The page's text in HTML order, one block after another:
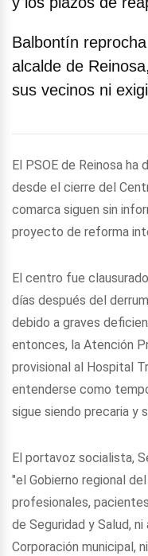
Balbontín
alcalde de
sus vecinos ni
El PSOE de Reinosa ha
desde el cierre del
comarca siguen sin
proyecto de reforma
El centro fue
días después del
debido a graves
entonces, la Atención
provisional al Hospital
entenderse como
sigue siendo precaria y
El portavoz socialista,
"el Gobierno regional
profesionales,
de Seguridad y Salud,
Corporación municipal,